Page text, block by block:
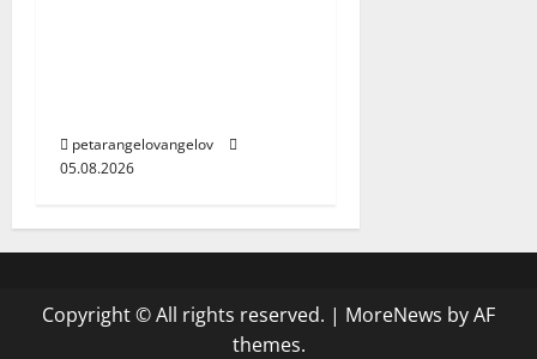
petarangelovangelov
05.08.2026
Copyright © All rights reserved. | MoreNews by AF
themes.